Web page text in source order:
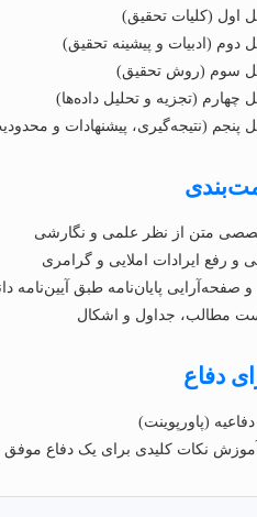
اول (کلیات تحقیق)
(ادبیات و پیشینه تحقیق)
سوم (روش تحقیق)
(تجزیه و تحلیل داده‌ها)
(نتیجه‌گیری، پیشنهادات و
متن از نظر علمی و نگارشی
و رفع ایرادات املایی و گرامری
صفحه‌آرایی پایان‌نامه طبق آیین‌نامه
مطالب، جداول و اشکال
دفاع
دفاعیه (پاورپوینت)
نکات کلیدی برای یک دفاع موفق